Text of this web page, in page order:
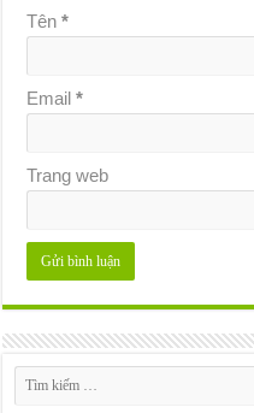
Tên*
Email*
Trang web